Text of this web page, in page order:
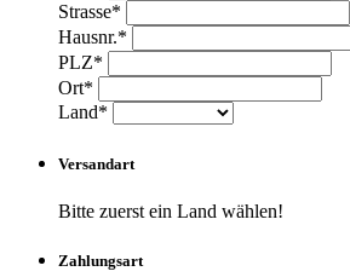
Strasse*
Hausnr.*
PLZ*
Ort*
Land*
Versandart
Bitte zuerst ein Land wählen!
Zahlungsart